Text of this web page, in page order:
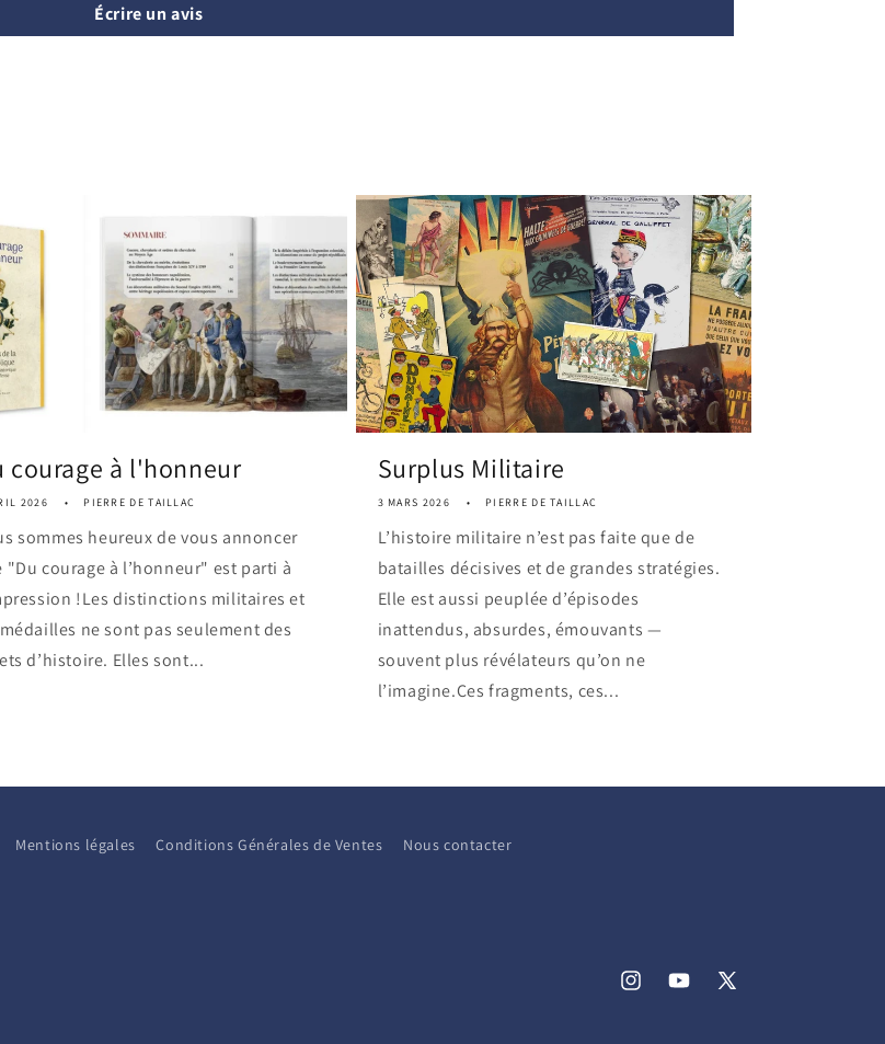
Écrire un avis
courage à l'honneur
2026 PIERRE DE TAILLAC
sommes heureux de vous annoncer
"Du courage à l’honneur" est parti à
!Les distinctions militaires et
ne sont pas seulement des
d’histoire. Elles sont...
Surplus Militaire
3 MARS 2026 PIERRE DE TAILLAC
L’histoire militaire n’est pas faite que de
batailles décisives et de grandes stratégies.
Elle est aussi peuplée d’épisodes
inattendus, absurdes, émouvants —
souvent plus révélateurs qu’on ne
l’imagine.Ces fragments, ces...
Mentions légales Conditions Générales de Ventes Nous contacter
InstagramYouTube
X